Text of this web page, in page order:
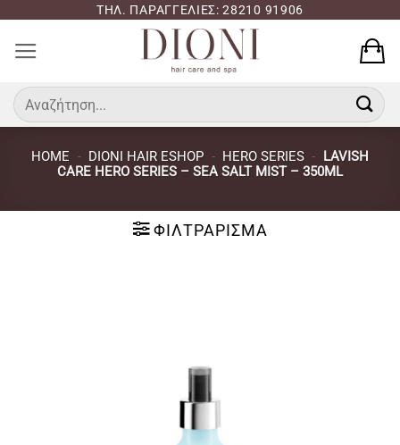
περιεχόμενο
ΤΗΛ. ΠΑΡΑΓΓΕΛΙΕΣ: 28210 91906
Αναζήτηση
για:
HOME - DIONI HAIR ESHOP - HERO SERIES - LAVISH
CARE HERO SERIES – SEA SALT MIST – 350ML
ΦΙΛΤΡΆΡΙΣΜΑ